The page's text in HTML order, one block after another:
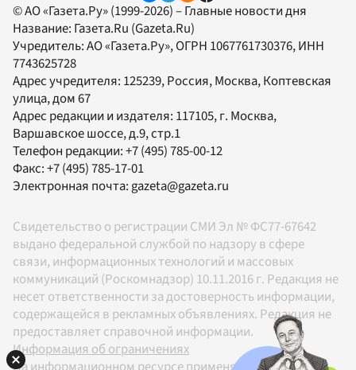
© АО «Газета.Ру» (1999-2026) – Главные новости дня
Название: Газета.Ru (Gazeta.Ru)
Учредитель:АО «Газета.Ру», ОГРН 1067761730376, ИНН
7743625728
Адрес учредителя: 125239, Россия, Москва, Коптевская
улица, дом 67
Адрес редакции и издателя: 117105, г. Москва,
Варшавское шоссе, д.9, стр.1
Телефон редакции:+7 (495) 785-00-12
Факс:+7 (495) 785-17-01
Электронная почта:gazeta@gazeta.ru
Свидетельство о регистрации СМИ Эл № ФС77-67642
выдано федеральной службой по надзору в сфере
связи, информационных технологий и массовых
коммуникаций (Роскомнадзор) 10.11.2016 г. Редакция не
несет ответственности за достоверность информации,
содержащейся в рекламных объявлениях. Редакция не
предоставляет справочной информации.
Информация об ограничениях